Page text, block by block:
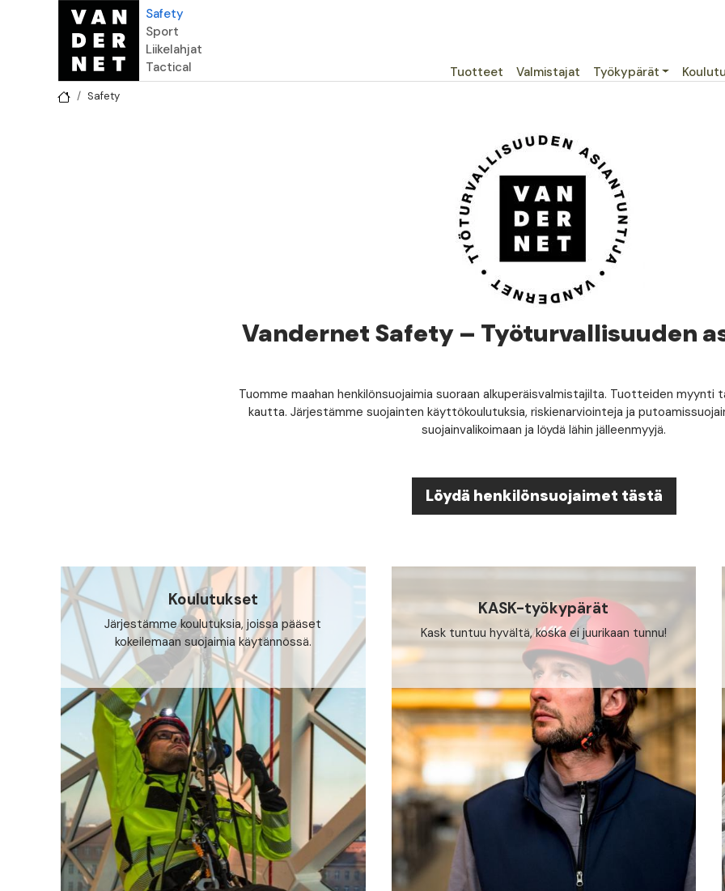
Hyppää pääsisältöön
Safety
Sport
Liikelahjat
Tactical
Päävalikko
Tuotteet Valmistajat Työkypärät
Safety
Vandernet Safety – Työturvallisuuden
Tuomme maahan henkilönsuojaimia suoraan alkuperäisvalmistajilta. Tuotteiden myynti
kautta. Järjestämme suojainten käyttökoulutuksia, riskienarviointeja ja
suojainvalikoimaan ja löydä lähin jälleenmyyjä.
Löydä henkilönsuojaimet tästä
Koulutukset
Järjestämme koulutuksia, joissa pääset
kokeilemaan suojaimia käytännössä.
KASK-työkypärät
Kask tuntuu hyvältä, koska ei juurikaan tunnu!